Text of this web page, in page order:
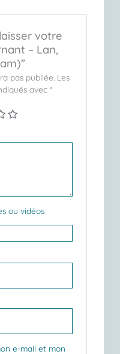
votre
– Lan,
pas publiée. Les
avec *
ou vidéos
e-mail et mon